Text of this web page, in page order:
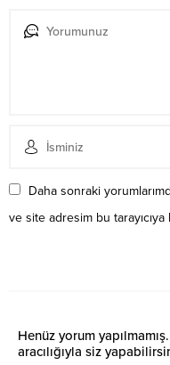
Daha sonraki
ve site adresim bu
Henüz yorum
aracılığıyla siz